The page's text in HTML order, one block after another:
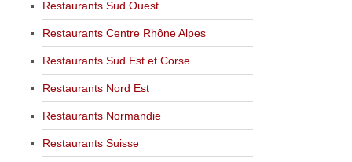
Restaurants Sud Ouest
Restaurants Centre Rhône Alpes
Restaurants Sud Est et Corse
Restaurants Nord Est
Restaurants Normandie
Restaurants Suisse